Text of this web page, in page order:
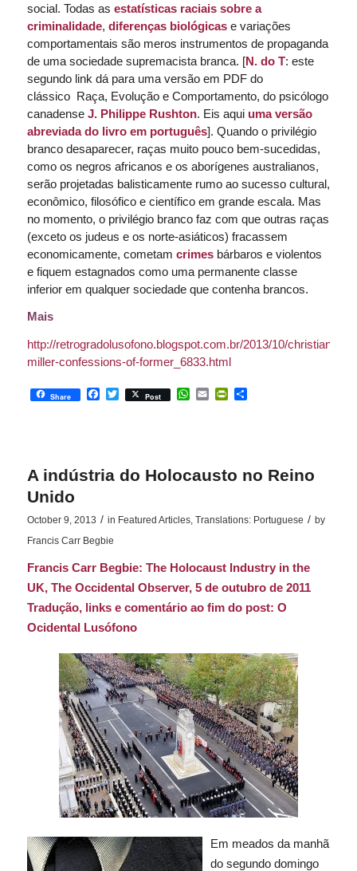
social. Todas as estatísticas raciais sobre a
criminalidade, diferenças biológicas e variações
comportamentais são meros instrumentos de propaganda
de uma sociedade supremacista branca. [N. do T: este
segundolink dá para uma versão em PDFdo
clássico Raça, Evolução e Comportamento, do psicólogo
canadenseJ. Philippe Rushton. Eis aqui uma versão
abreviada do livro em português]. Quando o privilégio
branco desaparecer, raças muito pouco bem-sucedidas,
como os negros africanos e os aborígenes australianos,
serão projetadas balisticamente rumo ao sucesso cultural,
econômico, filosófico e científico em grande escala. Mas
no momento, o privilégio branco faz com que outras raças
(exceto os judeus e os norte-asiáticos) fracassem
economicamente, cometam crimes bárbaros e violentos
e fiquem estagnados como uma permanente classe
inferior em qualquer sociedade que contenha brancos.
Mais
http://retrogradolusofono.blogspot.com.br/2013/10/christian-
miller-confessions-of-former_6833.html
Share Facebook
Twitter
Post WhatsApp
EmailPrintFriendly
Share
A indústria do Holocausto no Reino
Unido
October 9, 2013 / in Featured Articles, Translations: Portuguese / by
Francis Carr Begbie
Francis Carr Begbie: The Holocaust Industry in the
UK, The Occidental Observer, 5 de outubro de 2011
Tradução, linkse comentário ao fim do post: O
Ocidental Lusófono
Em meados da manhã
do segundo domingo